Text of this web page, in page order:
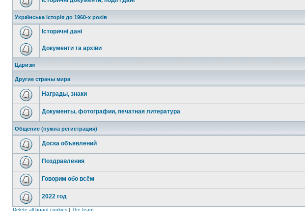
Українська історія до 1960-х років
Історичні дані
Документи та архіви
Царизм
Другие страны мира
Награды, знаки
Документы, фотографии, печатная литература
Общение (нужна регистрация)
Доска объявлений
Поздравления
Говорим обо всём
2022 год
Delete all board cookies | The team